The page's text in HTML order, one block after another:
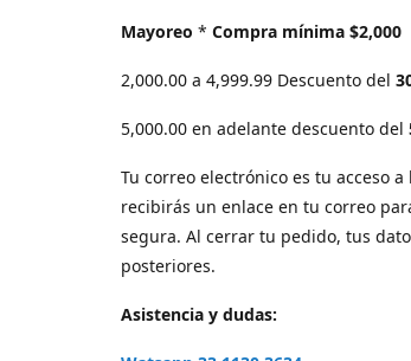
Mayoreo * Compra mínima $2,000
2,000.00 a 4,999.99 Descuento del
5,000.00 en adelante descuento del
Tu correo electrónico es tu acceso
recibirás un enlace en tu correo
segura. Al cerrar tu pedido, tus
posteriores.
Asistencia y dudas: